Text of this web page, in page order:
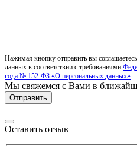
Нажимая кнопку отправить вы
данных в соответствии с требованиями
года № 152-ФЗ «О персональных данных».
Мы свяжемся с Вами в
Оставить отзыв